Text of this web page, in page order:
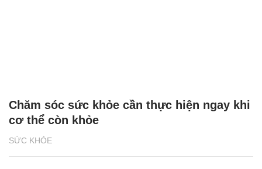
SỨC KHỎE
Chăm sóc sức khỏe cần thực hiện ngay khi
cơ thể còn khỏe